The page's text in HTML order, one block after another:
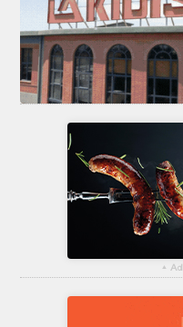
▴